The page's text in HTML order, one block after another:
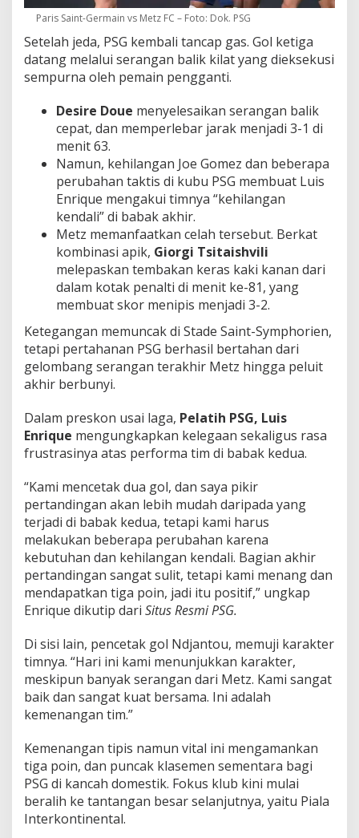
Paris Saint-Germain vs Metz FC – Foto: Dok. PSG
Setelah jeda, PSG kembali tancap gas. Gol ketiga
datang melalui serangan balik kilat yang dieksekusi
sempurna oleh pemain pengganti.
Desire Doue menyelesaikan serangan balik
cepat, dan memperlebar jarak menjadi 3-1 di
menit 63.
Namun, kehilangan Joe Gomez dan beberapa
perubahan taktis di kubu PSG membuat Luis
Enrique mengakui timnya “kehilangan
kendali” di babak akhir.
Metz memanfaatkan celah tersebut. Berkat
kombinasi apik, Giorgi Tsitaishvili
melepaskan tembakan keras kaki kanan dari
dalam kotak penalti di menit ke-81, yang
membuat skor menipis menjadi 3-2.
Ketegangan memuncak di Stade Saint-Symphorien,
tetapi pertahanan PSG berhasil bertahan dari
gelombang serangan terakhir Metz hingga peluit
akhir berbunyi.
Dalam preskon usai laga, Pelatih PSG, Luis
Enrique mengungkapkan kelegaan sekaligus rasa
frustrasinya atas performa tim di babak kedua.
“Kami mencetak dua gol, dan saya pikir
pertandingan akan lebih mudah daripada yang
terjadi di babak kedua, tetapi kami harus
melakukan beberapa perubahan karena
kebutuhan dan kehilangan kendali. Bagian akhir
pertandingan sangat sulit, tetapi kami menang dan
mendapatkan tiga poin, jadi itu positif,” ungkap
Enrique dikutip dari Situs Resmi PSG.
Di sisi lain, pencetak gol Ndjantou, memuji karakter
timnya. “Hari ini kami menunjukkan karakter,
meskipun banyak serangan dari Metz. Kami sangat
baik dan sangat kuat bersama. Ini adalah
kemenangan tim.”
Kemenangan tipis namun vital ini mengamankan
tiga poin, dan puncak klasemen sementara bagi
PSG di kancah domestik. Fokus klub kini mulai
beralih ke tantangan besar selanjutnya, yaitu Piala
Interkontinental.